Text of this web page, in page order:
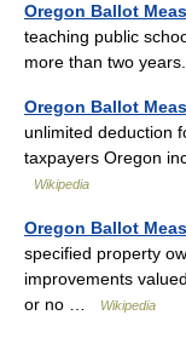
Oregon Ballot
teaching public
more than two
Oregon Ballot
unlimited deduction
taxpayers Oregon
Wikipedia
Oregon Ballot
specified property
improvements
or no …
Wikipedia